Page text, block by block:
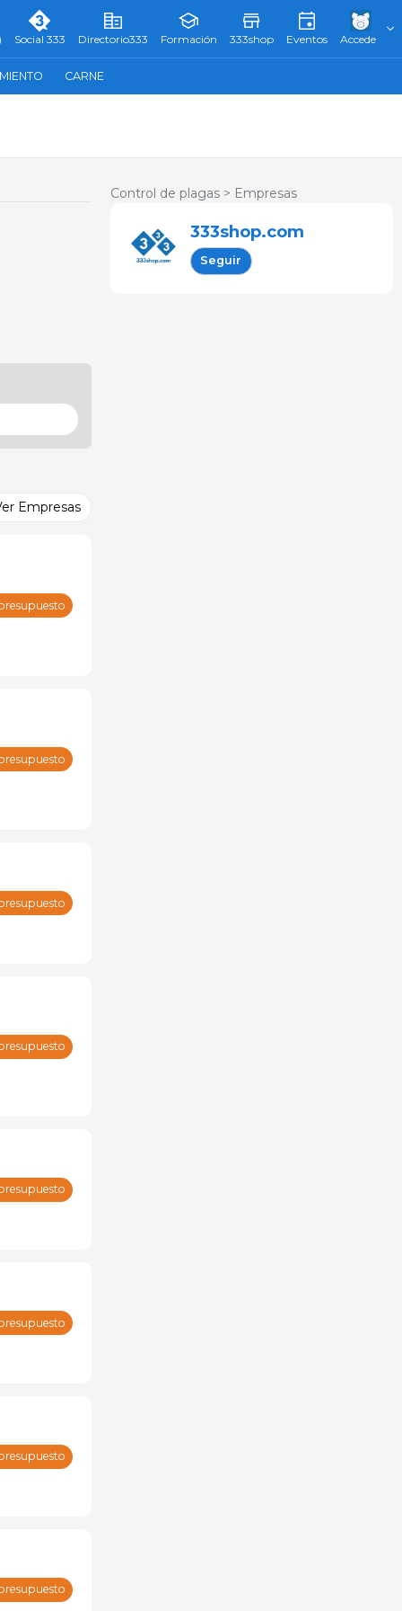
Social 333 Directorio333 Formación 333shop Eventos Accede
CARNE
Empresas
Control de plagas > Empresas
333shop.com
Seguir